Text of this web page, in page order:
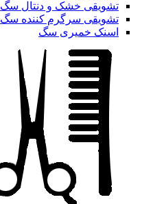
تشویقی خشک و دنتال سگ
تشویقی سرگرم کننده سگ
اسنک خمیری سگ